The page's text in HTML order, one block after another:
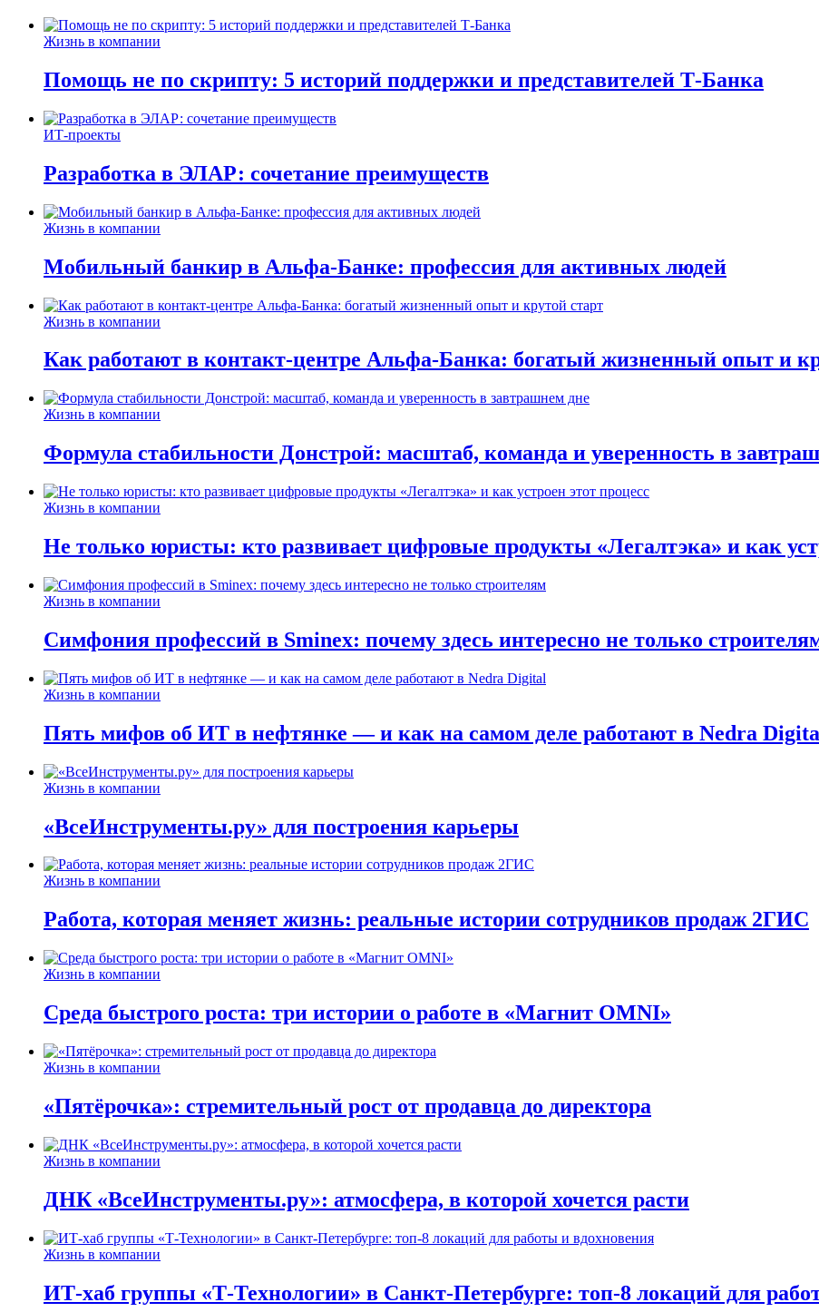
Жизнь в компании
Помощь не по скрипту: 5 историй поддержки и представителей Т-Банка
ИТ-проекты
Разработка в ЭЛАР: сочетание преимуществ
Жизнь в компании
Мобильный банкир в Альфа-Банке: профессия для активных людей
Жизнь в компании
Как работают в контакт-центре Альфа-Банка: богатый жизненный опыт и
Жизнь в компании
Формула стабильности Донстрой: масштаб, команда и уверенность в
Жизнь в компании
Не только юристы: кто развивает цифровые продукты «Легалтэка» и как
Жизнь в компании
Симфония профессий в Sminex: почему здесь интересно не только
Жизнь в компании
Пять мифов об ИТ в нефтянке — и как на самом деле работают в Nedra
Жизнь в компании
«ВсеИнструменты.ру» для построения карьеры
Жизнь в компании
Работа, которая меняет жизнь: реальные истории сотрудников продаж 2ГИС
Жизнь в компании
Среда быстрого роста: три истории о работе в «Магнит OMNI»
Жизнь в компании
«Пятёрочка»: стремительный рост от продавца до директора
Жизнь в компании
ДНК «ВсеИнструменты.ру»: атмосфера, в которой хочется расти
Жизнь в компании
ИТ-хаб группы «Т-Технологии» в Санкт-Петербурге: топ-8 локаций для